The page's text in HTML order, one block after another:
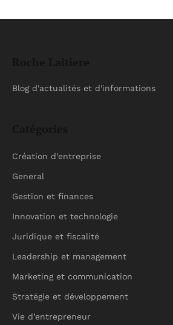
Blog d'actualités et d'informations
Création d’entreprise
General
Gestion et finances
Innovation et technologie
Juridique et fiscalité
Leadership et management
Marketing et communication
Stratégie et développement
Vie d’entrepreneur